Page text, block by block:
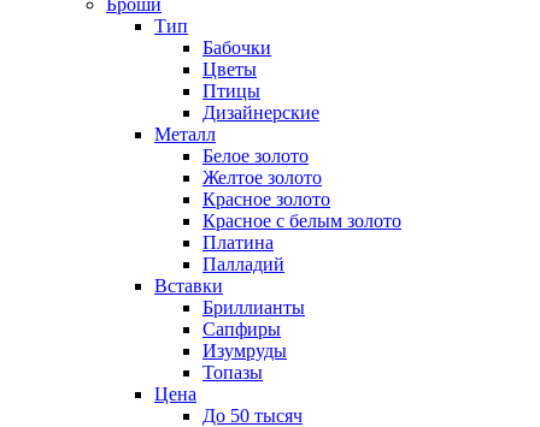
Броши
Тип
Бабочки
Цветы
Птицы
Дизайнерские
Металл
Белое золото
Желтое золото
Красное золото
Красное с белым золото
Платина
Палладий
Вставки
Бриллианты
Сапфиры
Изумруды
Топазы
Цена
До 50 тысяч